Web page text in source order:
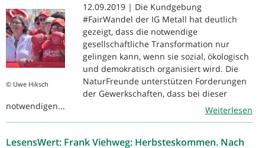
© Uwe Hiksch
12.09.2019 | Die Kundgebung
#FairWandel der IG Metall hat deutlich
gezeigt, dass die notwendige
gesellschaftliche Transformation nur
gelingen kann, wenn sie sozial, ökologisch
und demokratisch organisiert wird. Die
NaturFreunde unterstützen Forderungen
der Gewerkschaften, dass bei dieser
notwendigen...
Weiterlesen
LesensWert: Frank Viehweg: Herbsteskommen. Nach